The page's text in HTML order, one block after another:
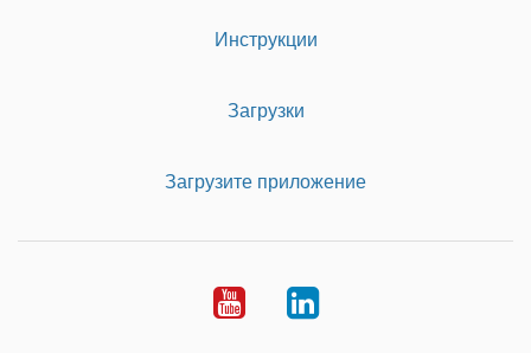
Инструкции
Загрузки
Загрузите приложение
YoutubeLinkedIn